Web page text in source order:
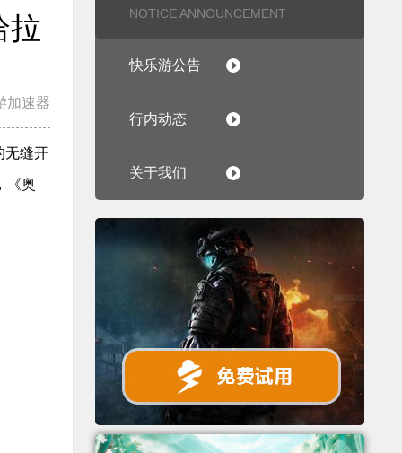
NOTICE ANNOUNCEMENT
快乐游公告
行内动态
关于我们
拉
加速器
无缝开
《奥